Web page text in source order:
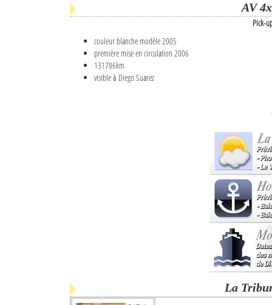
AV
Pick-
couleur blanche modèle 2005
première mise en circulation 2006
131786km
visible à Diego Suarez
La